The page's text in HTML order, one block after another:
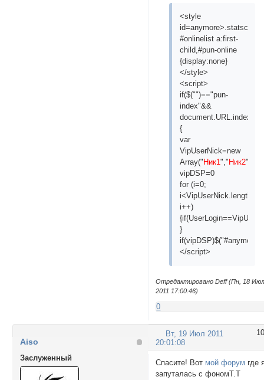
<style
id=anymore>.statscon
#onlinelist a:first-
child,#pun-online
{display:none}
</style>
<script>
if($("")=="pun-
index"&&
{
var
VipUserNick=new
Array(" Ник1"," Ник2","
vipDSP=0
for (i=0;
i<VipUserNick.length;
i++)
}
</script>
Отредактировано Deff (Пн, 18
2011 17:00:46)
0
10
Вт, 19 Июл 2011
20:01:08
Aiso
Заслуженный
Спасите! Вот мой форум где
запуталась с фономТ.Т